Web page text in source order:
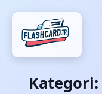
Kategori: